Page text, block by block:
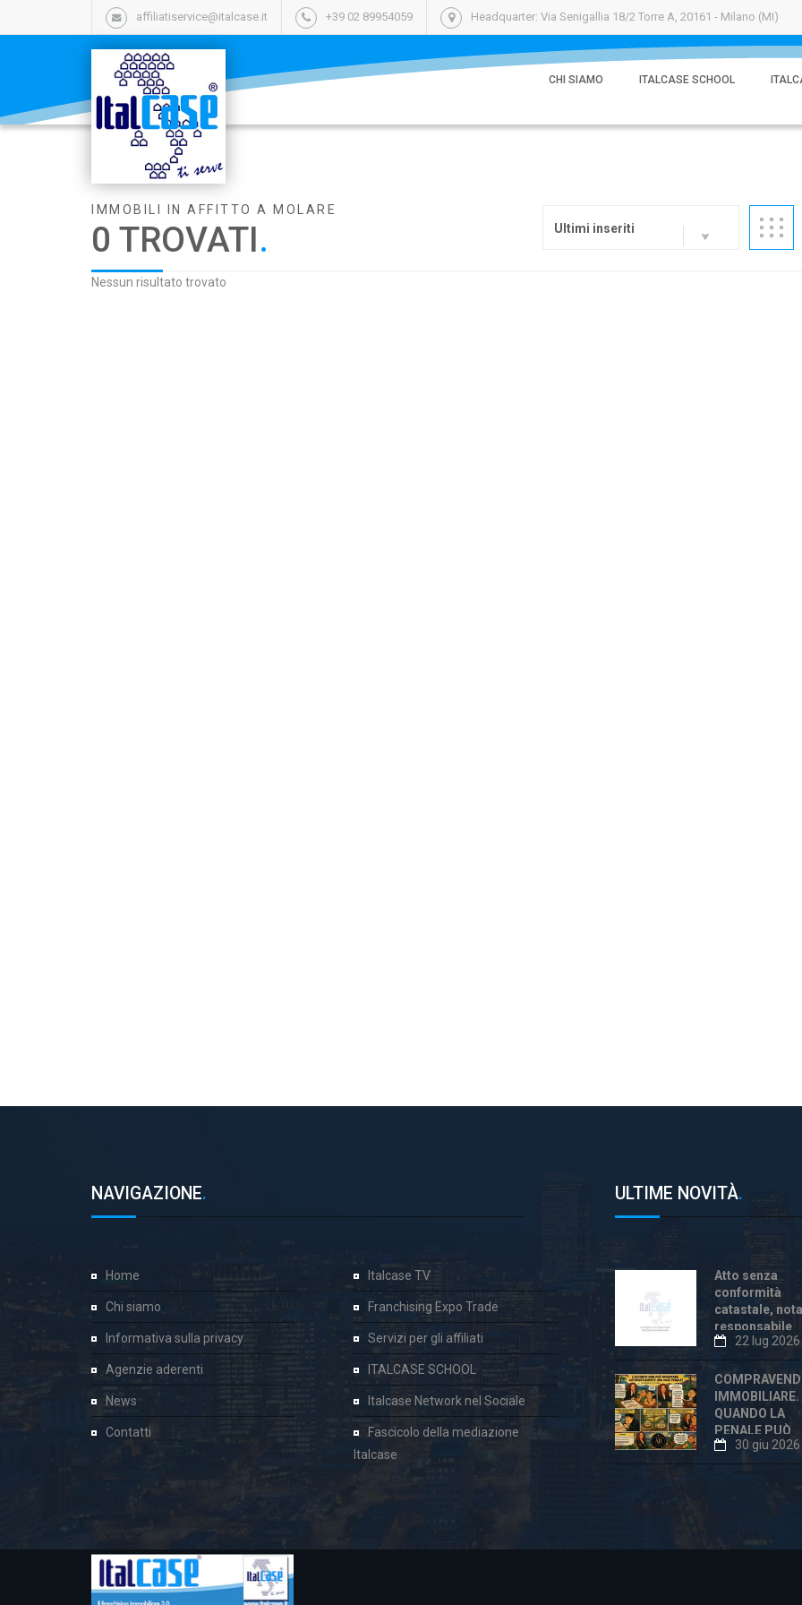
Cookie Consent plugin for the EU cookie law
affiliatiservice@italcase.it +39 02 89954059 Headquarter: Via Senigallia 18/2 Torre A, 20161 - Milano (MI)
CHI SIAMO ITALCASE SCHOOL
IMMOBILI IN AFFITTO A MOLARE
0 TROVATI. Ultimi inseriti
Nessun risultato trovato
NAVIGAZIONE.
Home
Chi siamo
Informativa sulla privacy
Agenzie aderenti
News
Contatti
Italcase TV
Franchising Expo Trade
Servizi per gli affiliati
ITALCASE SCHOOL
Italcase Network nel Sociale
Fascicolo della mediazione
Italcase
ULTIME NOVITÀ.
Atto senza
conformità
catastale,
responsabile
anche dopo la
«correzione»
22 lug 2026
IMMOBILIARE.
QUANDO LA
PENALE PUÒ
ESSERE
ECCESSIVA E
30 giu 2026